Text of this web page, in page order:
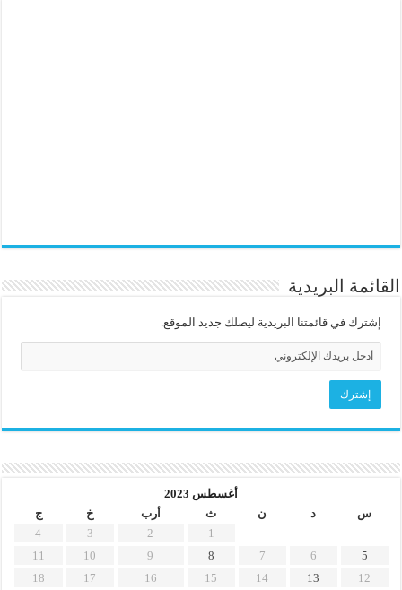
القائمة البريدية
إشترك في قائمتنا البريدية ليصلك جديد الموقع.
أغسطس 2023
س
د ن ث أرب خ
ج
1
2
3
4
5
6
7
8
9
10
11
12
13
14
15
16
17
18